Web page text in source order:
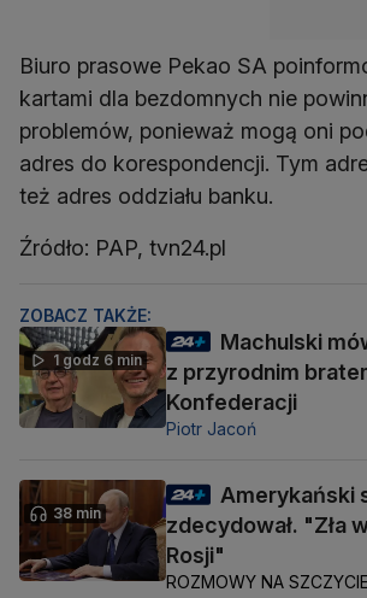
Biuro prasowe Pekao SA
kartami dla bezdomnych nie
problemów, ponieważ mogą oni
adres do korespondencji. Tym
też adres oddziału banku.
Źródło: PAP, tvn24.pl
ZOBACZ TAKŻE:
1 godz 6 min
Machulski
z przyrodnim
Konfederacji
Piotr Jacoń
38 min
Amerykański
zdecydował. "Zła
Rosji"
ROZMOWY NA SZCZYCIE